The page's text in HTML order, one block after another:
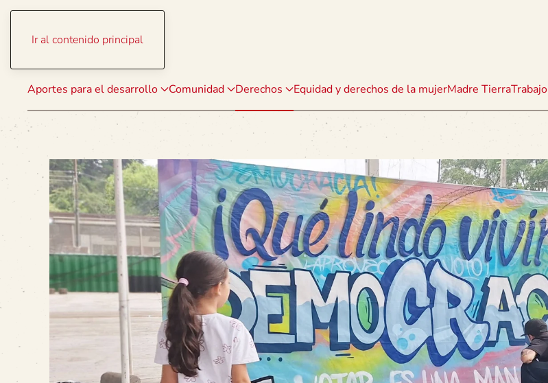
Ir al contenido principal
Aportes para el desarrollo Comunidad Derechos Equidad y derechos de la mujerMadre TierraTrabajo